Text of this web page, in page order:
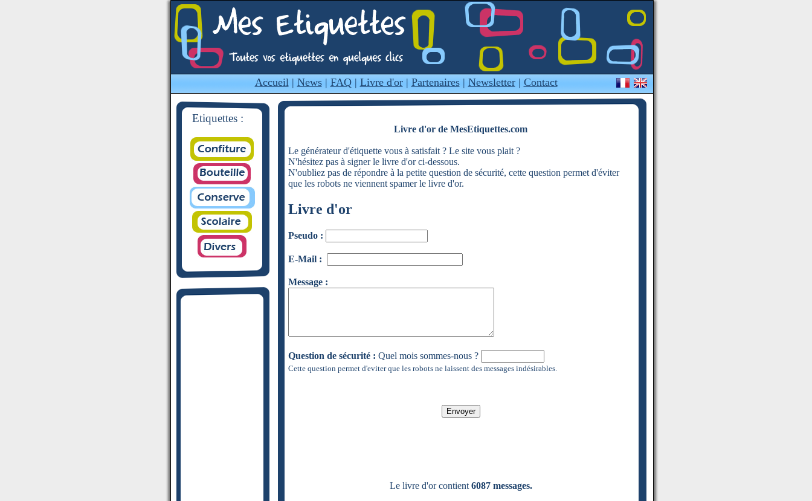
Accueil| News| FAQ| Livre d'or| Partenaires| Newsletter| Contact
Etiquettes :
Livre d'or de MesEtiquettes.com
Le générateur d'étiquette vous à satisfait ? Le site vous plait ?
N'hésitez pas à signer le livre d'or ci-dessous.
N'oubliez pas de répondre à la petite question de sécurité, cette question permet d'éviter
que les robots ne viennent spamer le livre d'or.
Livre d'or
Pseudo :
E-Mail :
Message :
Question de sécurité : Quel mois sommes-nous ?
Cette question permet d'eviter que les robots ne laissent des messages indésirables.
Le livre d'or contient 6087 messages.